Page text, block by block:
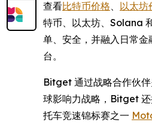
查看比特币价格、 以太坊
特币、以太坊、Solana
单、安全，并融入日常
台。
Bitget 通过战略合作伙
球影响力战略，Bitget
托车竞速锦标赛之一